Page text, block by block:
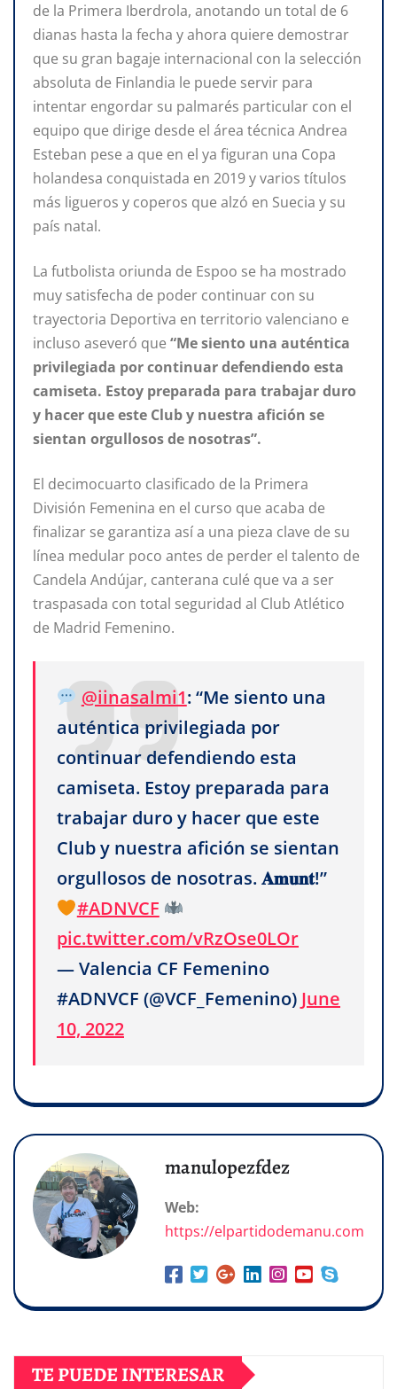
de la Primera Iberdrola, anotando un total de 6
dianas hasta la fecha y ahora quiere demostrar
que su gran bagaje internacional con la selección
absoluta de Finlandia le puede servir para
intentar engordar su palmarés particular con el
equipo que dirige desde el área técnica Andrea
Esteban pese a que en el ya figuran una Copa
holandesa conquistada en 2019 y varios títulos
más ligueros y coperos que alzó en Suecia y su
país natal.
La futbolista oriunda de Espoo se ha mostrado
muy satisfecha de poder continuar con su
trayectoria Deportiva en territorio valenciano e
incluso aseveró que “Me siento una auténtica
privilegiada por continuar defendiendo esta
camiseta. Estoy preparada para trabajar duro
y hacer que este Club y nuestra afición se
sientan orgullosos de nosotras”.
El decimocuarto clasificado de la Primera
División Femenina en el curso que acaba de
finalizar se garantiza así a una pieza clave de su
línea medular poco antes de perder el talento de
Candela Andújar, canterana culé que va a ser
traspasada con total seguridad al Club Atlético
de Madrid Femenino.
@iinasalmi1: “Me siento una
auténtica privilegiada por
continuar defendiendo esta
camiseta. Estoy preparada para
trabajar duro y hacer que este
Club y nuestra afición se sientan
orgullosos de nosotras. 𝐀𝐦𝐮𝐧𝐭!”
#ADNVCF
pic.twitter.com/vRzOse0LOr
— Valencia CF Femenino
#ADNVCF (@VCF_Femenino) June
10, 2022
manulopezfdez
Web:
https://elpartidodemanu.com
TE PUEDE INTERESAR